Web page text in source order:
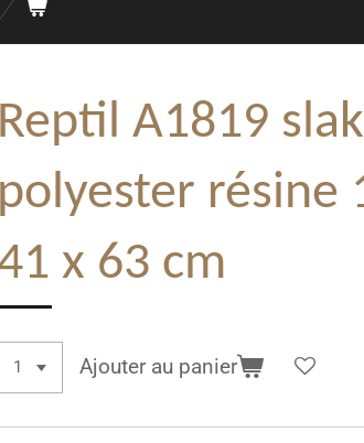
Reptil A1819
polyester résine
x 63 cm
Ajouter au panier